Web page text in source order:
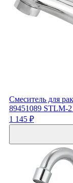
Смеситель для
89451089 STLM-
1 145 ₽